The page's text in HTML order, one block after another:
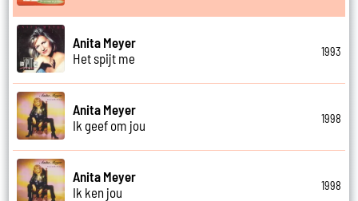
Anita Meyer
Het spijt me
1993
Anita Meyer
Ik geef om jou
1998
Anita Meyer
Ik ken jou
1998